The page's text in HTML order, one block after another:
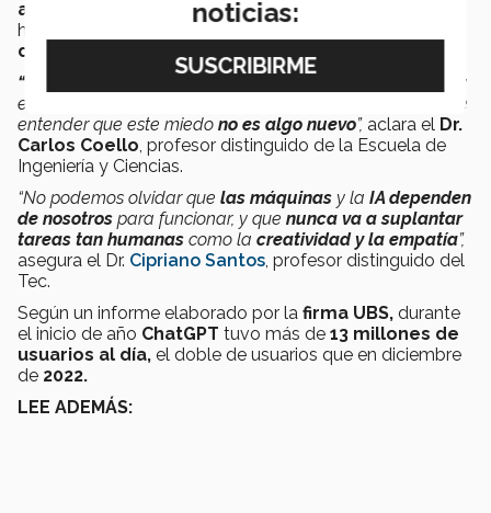
artificial
a los espacios laborales y educativos, lo que
ha incrementado la
desconfianza
“El temor ante la IA
ha sido catapultado por la llegada y
evolución de
pero hay que
entender que este miedo no es algo nuevo”, aclara el Dr.
Carlos Coello , profesor distinguido de la Escuela de
Ingeniería y Ciencias.
“No podemos olvidar que las máquinas y la IA dependen
de nosotros para funcionar, y que nunca va a suplantar
tareas tan humanas como la creatividad y la empatía”,
asegura el Dr. Cipriano Santos , profesor distinguido del
Tec.
Según un informe elaborado por la firma UBS, durante
el inicio de año ChatGPT tuvo más de 13 millones de
usuarios al día, el doble de usuarios que en diciembre
de 2022.
LEE ADEMÁS:
noticias: